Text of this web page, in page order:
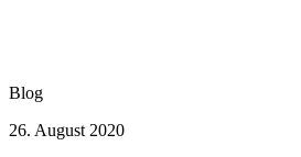
Blog
26. August 2020